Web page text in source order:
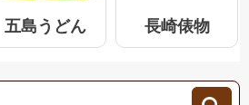
五島うどん 長崎俵物